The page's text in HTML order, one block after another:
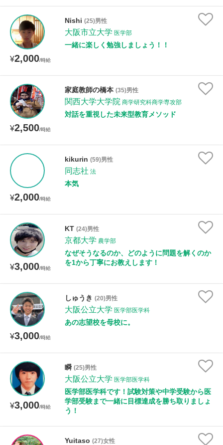
¥2,000/時給
Nishi (25)男性
大阪市立大学 医学部
一緒に楽しく勉強しましょう！！
¥2,500/時給
家庭教師の橋本 (35)男性
関西大学大学院 商学研究科商学専攻部
対話を重視した未来型教育メソッド
¥2,000/時給
kikurin (59)男性
同志社 法
本気
¥3,000/時給
KT (24)男性
京都大学 農学部
なぜそうなるのか、どのように問題を解くのか
を1から丁寧にお教えします！
¥3,000/時給
しゅうき (20)男性
大阪公立大学 医学部医学科
あの志望校を母校に。
¥3,000/時給
瞬 (25)男性
大阪公立大学 医学部医学科
医学部医学科です！試験対策や中学受験から医
学部受験まで一緒に目標達成を勝ち取りましょ
う！
Yuitaso (27)女性